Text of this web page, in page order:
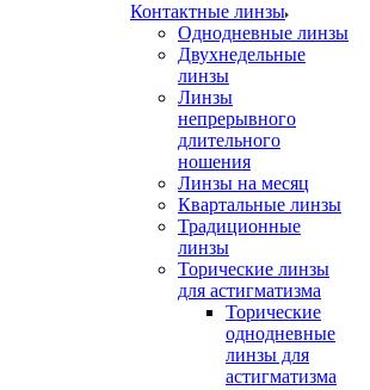
Контактные линзы
Однодневные линзы
Двухнедельные
линзы
Линзы
непрерывного
длительного
ношения
Линзы на месяц
Квартальные линзы
Традиционные
линзы
Торические линзы
для астигматизма
Торические
однодневные
линзы для
астигматизма